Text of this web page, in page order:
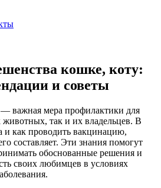
кошке, коту:
и советы
важная мера профилактики для
так и их владельцев. В
и как проводить вакцинацию,
составляет. Эти знания помогут
обоснованные решения и
своих любимцев в условиях